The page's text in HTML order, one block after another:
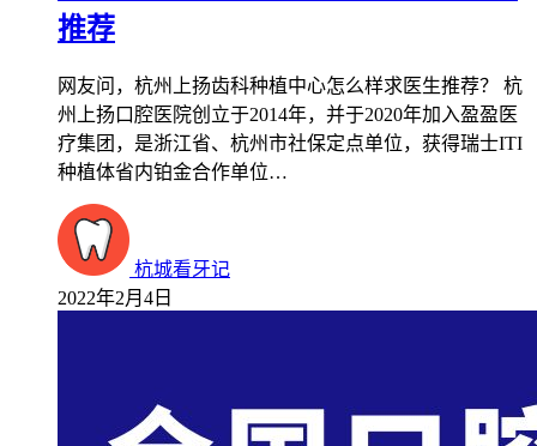
推荐
网友问，杭州上扬齿科种植中心怎么样求医生推荐？ 杭
州上扬口腔医院创立于2014年，并于2020年加入盈盈医
疗集团，是浙江省、杭州市社保定点单位，获得瑞士ITI
种植体省内铂金合作单位…
杭城看牙记
2022年2月4日